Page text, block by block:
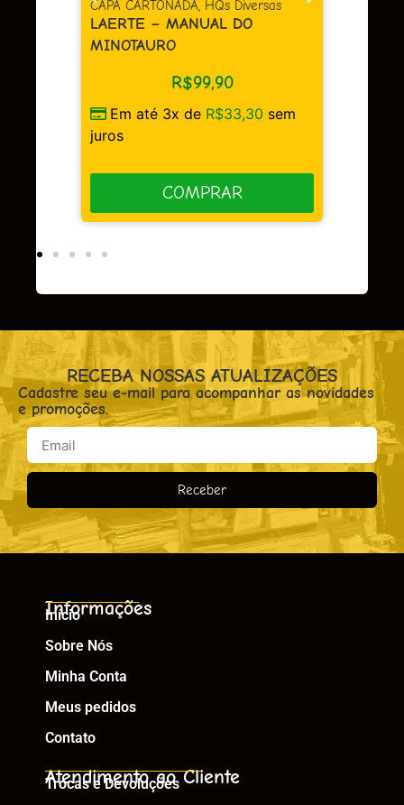
HQs Diversas
– MANUAL DO
R$33,30sem
CAPA DURA,
BERLIM
juros
COMPRAR
RECEBA NOSSAS ATUALIZAÇÕES
Cadastre seu e-mail para acompanhar as novidades
e promoções.
Receber
Informações
Início
Sobre Nós
Minha Conta
Meus pedidos
Contato
Atendimento ao Cliente
Trocas e Devoluções